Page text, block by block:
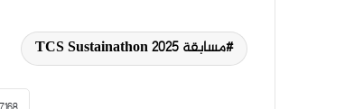
مسابقة TCS Sustainathon 2025